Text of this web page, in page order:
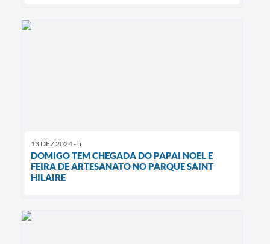
13 DEZ 2024 - h
DOMIGO TEM CHEGADA DO PAPAI NOEL E
FEIRA DE ARTESANATO NO PARQUE SAINT
HILAIRE